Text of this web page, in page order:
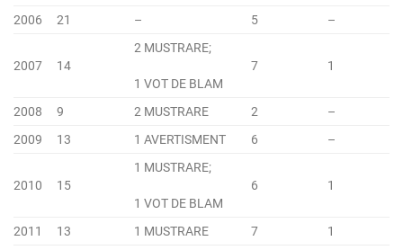
2006
21 – 5 –
2007 14
2 MUSTRARE;
1 VOT DE BLAM
7 1
2008 9 2 MUSTRARE 2
–
2009
13 1 AVERTISMENT 6 –
2010 15
1 MUSTRARE;
1 VOT DE BLAM
6 1
2011 13 1 MUSTRARE 7 1